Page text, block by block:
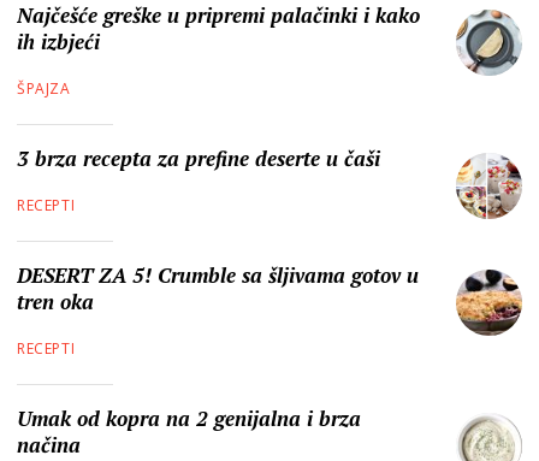
Najčešće greške u pripremi palačinki i kako
ih izbjeći
ŠPAJZA
3 brza recepta za prefine deserte u čaši
RECEPTI
DESERT ZA 5! Crumble sa šljivama gotov u
tren oka
RECEPTI
Umak od kopra na 2 genijalna i brza
načina